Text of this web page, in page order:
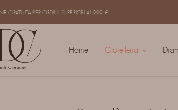
GRATUITA PER ORDINI SUPERIORI AI 999 €
Home Gioielleria